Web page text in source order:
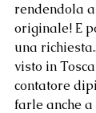
rendendola
originale! E
una
visto in
contatore
farle anche a